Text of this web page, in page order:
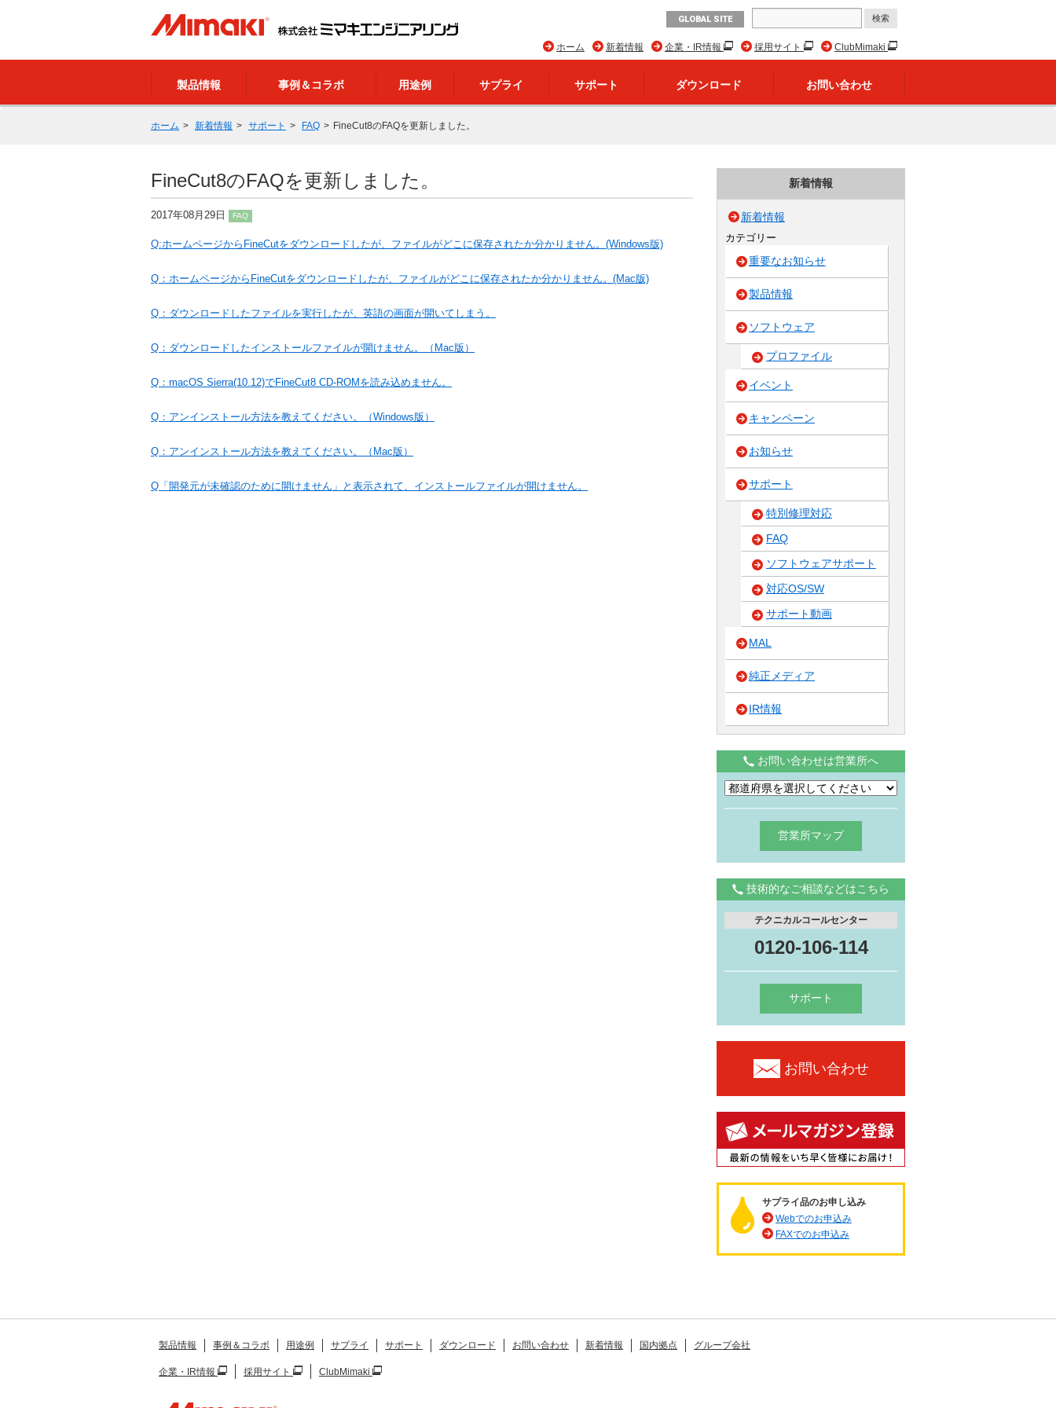
GLOBAL SITE
ClubMimaki
採用サイト
企業・IR情報
新着情報
ホーム
製品情報 事例＆コラボ 用途例 サプライ サポート ダウンロード お問い合わせ
ホーム 新着情報 サポート FAQ FineCut8のFAQを更新しました。
FineCut8のFAQを更新しました。
2017年08月29日 FAQ
Q:ホームページからFineCutをダウンロードしたが、ファイルがどこに保存されたか分かりません。(Windows版)
Q：ホームページからFineCutをダウンロードしたが、ファイルがどこに保存されたか分かりません。(Mac版)
Q：ダウンロードしたファイルを実行したが、英語の画面が開いてしまう。
Q：ダウンロードしたインストールファイルが開けません。（Mac版）
Q：macOS Sierra(10.12)でFineCut8 CD-ROMを読み込めません。
Q：アンインストール方法を教えてください。（Windows版）
Q：アンインストール方法を教えてください。（Mac版）
Q「開発元が未確認のために開けません」と表示されて、インストールファイルが開けません。
新着情報
新着情報
カテゴリー
重要なお知らせ
製品情報
ソフトウェア
プロファイル
イベント
キャンペーン
お知らせ
サポート
特別修理対応
FAQ
ソフトウェアサポート
対応OS/SW
サポート動画
MAL
純正メディア
IR情報
お問い合わせは営業所へ
営業所マップ
技術的なご相談などはこちら
テクニカルコールセンター
0120-106-114
サポート
お問い合わせ
サプライ品のお申し込み
Webでのお申込み
FAXでのお申込み
製品情報 事例＆コラボ 用途例 サプライ サポート ダウンロード お問い合わせ 新着情報 国内拠点 グループ会社
企業・IR情報 採用サイト ClubMimaki